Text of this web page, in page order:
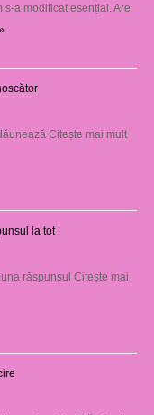
a modificat esențial. Are
Citește mai mult
la tot
răspunsul Citește mai